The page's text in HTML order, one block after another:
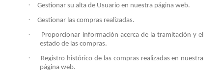
· Gestionar su alta de Usuario en nuestra página web.
· Gestionar las compras realizadas.
·
Proporcionar información acerca de la tramitación y el
estado de las compras.
·
Registro histórico de las compras realizadas en nuestra
página web.